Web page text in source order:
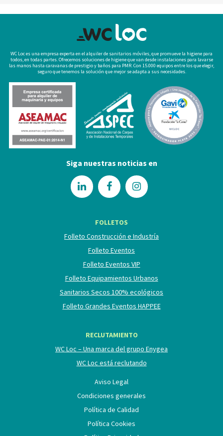
WC Loc es una empresa experta en el alquiler de sanitarios móviles, que promueve la higiene para
todos, en todas partes. Ofrecemos soluciones de higiene que van desde instalaciones para lavarse
las manos hasta caravanas de prestigio y baños para PMR. Con 15.000 equipos entre los que elegir,
seguro que tenemos la solución que mejor se adapta a sus necesidades.
Siga nuestras noticias en
FOLLETOS
Folleto Construcción e Industría
Folleto Eventos
Folleto Eventos VIP
Folleto Equipamientos Urbanos
Sanitarios Secos 100% ecológicos
Folleto Grandes Eventos HAPPEE
RECLUTAMIENTO
WC Loc – Una marca del grupo Enygea
WC Loc está reclutando
Aviso Legal
Condiciones generales
Política de Calidad
Política Cookies